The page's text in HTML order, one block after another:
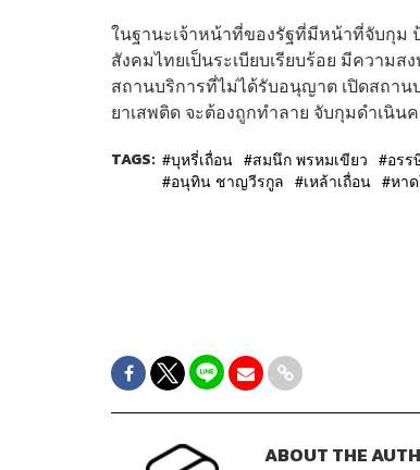
ในฐานะเจ้าหน้าที่ของรัฐที่มีหน้าที่จับกุม
สังคมไทยเป็นระเบียบเรียบร้อย มีความ
สถานบริการที่ไม่ได้รับอนุญาต เปิดสถาน
ยาเสพติด จะต้องถูกทำลาย จับกุมดำเนิน
TAGS: บุหรี่เถื่อน สมนึก พรหมเขียว อร
อนุทิน ชาญวีรกูล
เหล้าเถื่อน หา
ABOUT THE